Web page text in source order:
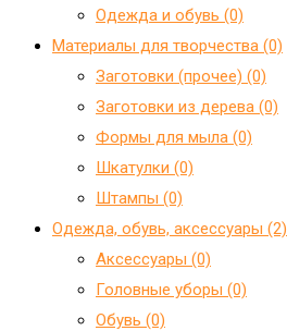
Одежда и обувь (0)
Материалы для творчества (0)
Заготовки (прочее) (0)
Заготовки из дерева (0)
Формы для мыла (0)
Шкатулки (0)
Штампы (0)
Одежда, обувь, аксессуары (2)
Аксессуары (0)
Головные уборы (0)
Обувь (0)